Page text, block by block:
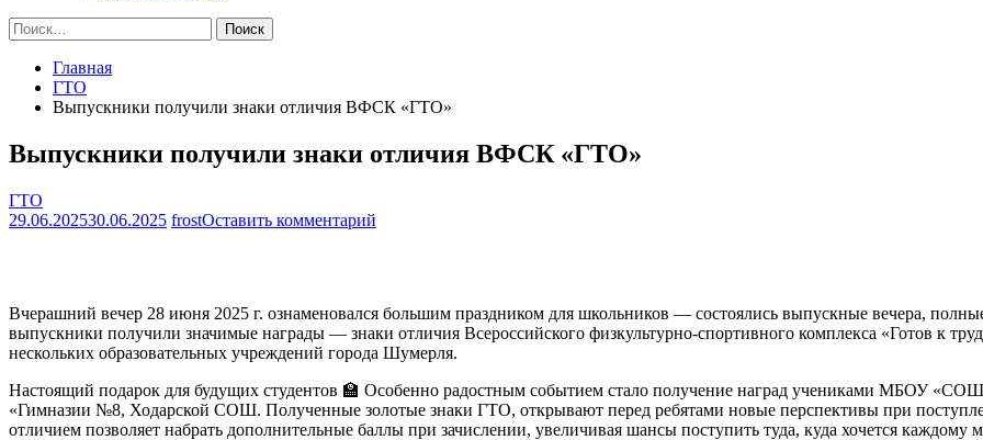
Найти:
Главная
ГТО
Выпускники получили знаки отличия ВФСК «ГТО»
Выпускники получили знаки отличия ВФСК «ГТО»
ГТО
29.06.202530.06.2025 frostОставить комментарий
ВФСК
«ГТО»
Вчерашний вечер 28 июня 2025 г. ознаменовался большим праздником для школьников — состоялись выпускные вечера,
выпускники получили значимые награды — знаки отличия Всероссийского физкультурно-спортивного комплекса «Готов к
нескольких образовательных учреждений города Шумерля.
Настоящий подарок для будущих студентов 🏫 Особенно радостным событием стало получение наград учениками
«Гимназии №8, Ходарской СОШ. Полученные золотые знаки ГТО, открывают перед ребятами новые перспективы при
отличием позволяет набрать дополнительные баллы при зачислении, увеличивая шансы поступить туда, куда хочется каждому